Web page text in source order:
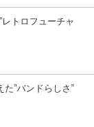
トロフューチャ
”バンドらしさ”